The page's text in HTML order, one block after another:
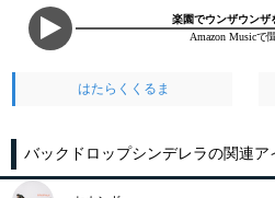
楽園でウンザウンザ
Amazon Musicで
はたらくくるま
バックドロップシンデレラの関連ア